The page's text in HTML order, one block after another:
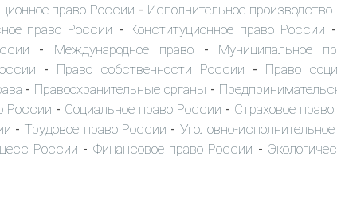
право России - Исполнительное
право России - Конституционное право России -
- Международное право- Муниципальное
- Право собственности России - Право
- Правоохранительные органы -
России - Социальное право России - Страховое
- Трудовое право России - Уголовно-
России - Финансовое право России -